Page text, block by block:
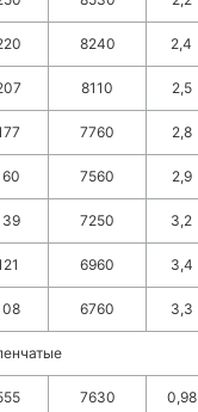
8240 2,4
8110 2,5
7760 2,8
7560 2,9
7250 3,2
6960 3,4
6760 3,3
7630 0,98